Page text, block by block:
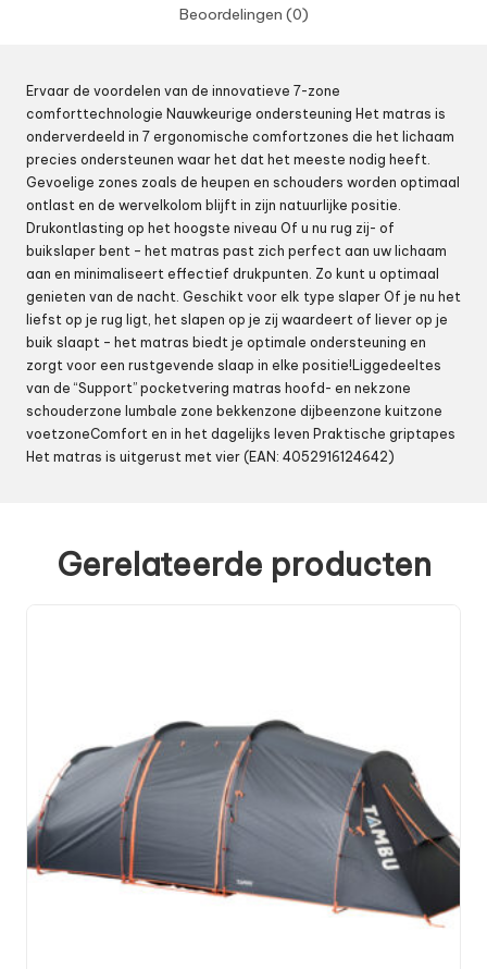
Beoordelingen (0)
Ervaar de voordelen van de innovatieve 7-zone
comforttechnologie Nauwkeurige ondersteuning Het matras is
onderverdeeld in 7 ergonomische comfortzones die het lichaam
precies ondersteunen waar het dat het meeste nodig heeft.
Gevoelige zones zoals de heupen en schouders worden optimaal
ontlast en de wervelkolom blijft in zijn natuurlijke positie.
Drukontlasting op het hoogste niveau Of u nu rug zij- of
buikslaper bent – het matras past zich perfect aan uw lichaam
aan en minimaliseert effectief drukpunten. Zo kunt u optimaal
genieten van de nacht. Geschikt voor elk type slaper Of je nu het
liefst op je rug ligt, het slapen op je zij waardeert of liever op je
buik slaapt – het matras biedt je optimale ondersteuning en
zorgt voor een rustgevende slaap in elke positie!Liggedeeltes
van de “Support” pocketvering matras hoofd- en nekzone
schouderzone lumbale zone bekkenzone dijbeenzone kuitzone
voetzoneComfort en in het dagelijks leven Praktische griptapes
Het matras is uitgerust met vier (EAN: 4052916124642)
Gerelateerde producten